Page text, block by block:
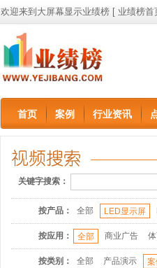
欢迎来到大屏幕显示业绩榜 [ 业绩榜首
首页 案例 行业资讯
关键字搜索：
按产品： 全部 LED显示屏
按应用： 全部 商业广告
按类别： 全部 产品演示